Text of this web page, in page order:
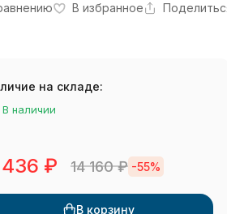
В избранное
на складе:
В наличии
₽ 14 160₽ -55%
В корзину